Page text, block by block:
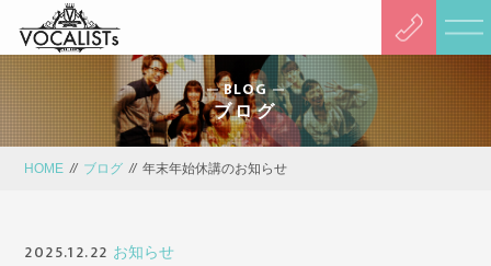
BLOG
ブログ
HOME // ブログ // 年末年始休講のお知らせ
2025.12.22 お知らせ